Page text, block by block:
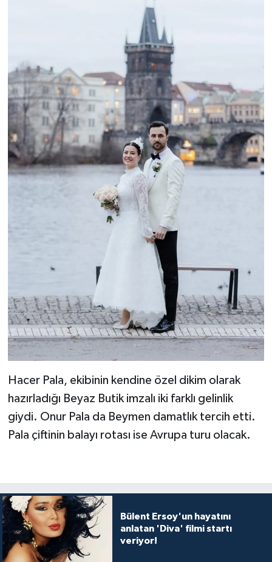
Hacer Pala, ekibinin kendine özel dikim olarak
hazırladığı Beyaz Butik imzalı iki farklı gelinlik
giydi. Onur Pala da Beymen damatlık tercih etti.
Pala çiftinin balayı rotası ise Avrupa turu olacak.
Bülent Ersoy'un hayatını
anlatan 'Diva' filmi startı
veriyor!